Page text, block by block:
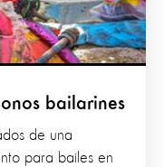
bailarines
de una
para bailes en